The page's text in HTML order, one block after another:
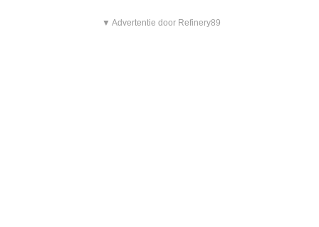
▼ Advertentie door Refinery89